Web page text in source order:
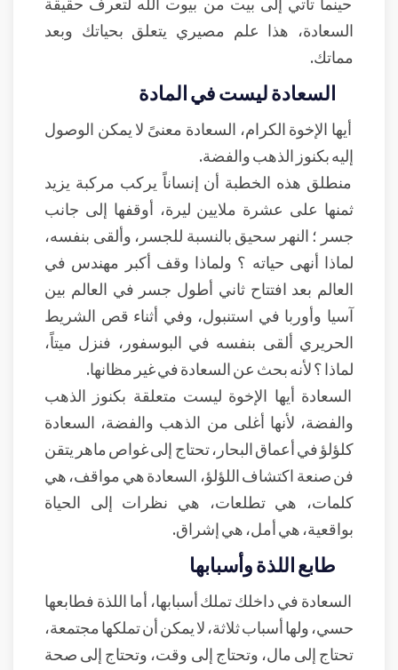
السعادة، هذا علم مصيري يتعلق بحياتك وبعد
مماتك.
السعادة ليست في المادة
أيها الإخوة الكرام، السعادة معنىً لا يمكن الوصول
إليه بكنوز الذهب والفضة.
منطلق هذه الخطبة أن إنساناً يركب مركبة يزيد
ثمنها على عشرة ملايين ليرة، أوقفها إلى جانب
جسر ؛ النهر سحيق بالنسبة للجسر، وألقى بنفسه،
لماذا أنهى حياته ؟ ولماذا وقف أكبر مهندس في
العالم بعد افتتاح ثاني أطول جسر في العالم بين
آسيا وأوربا في استنبول، وفي أثناء قص الشريط
الحريري ألقى بنفسه في البوسفور، فنزل ميتاً،
لماذا ؟ لأنه بحث عن السعادة في غير مظانها.
السعادة أيها الإخوة ليست متعلقة بكنوز الذهب
والفضة، لأنها أغلى من الذهب والفضة، السعادة
كلؤلؤ في أعماق البحار، تحتاج إلى غواص ماهر يتقن
فن صنعة اكتشاف اللؤلؤ، السعادة هي مواقف، هي
كلمات، هي تطلعات، هي نظرات إلى الحياة
بواقعية، هي أمل، هي إشراق.
طابع اللذة وأسبابها
السعادة في داخلك تملك أسبابها، أما اللذة فطابعها
حسي، ولها أسباب ثلاثة، لا يمكن أن تملكها مجتمعة،
تحتاج إلى مال، وتحتاج إلى وقت، وتحتاج إلى صحة